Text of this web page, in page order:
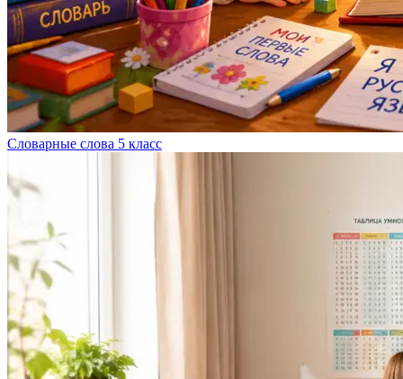
Словарные слова 5 класс